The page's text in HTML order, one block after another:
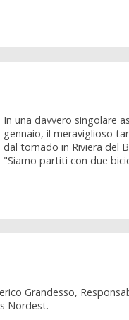
In una davvero singolare
gennaio, il meraviglioso
dal tornado in Riviera del
"Siamo partiti con due
Grandesso,
Nordest.